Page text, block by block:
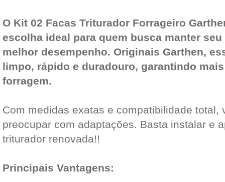
O Kit 02 Facas Triturador Forrageiro
escolha ideal para quem busca manter
melhor desempenho. Originais Garthen,
limpo, rápido e duradouro, garantindo
forragem.
Com medidas exatas e compatibilidade total,
preocupar com adaptações. Basta instalar e
triturador renovada!!
Principais Vantagens: